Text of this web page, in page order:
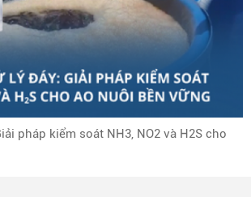
pháp kiểm soát NH3, NO2 và H2S cho